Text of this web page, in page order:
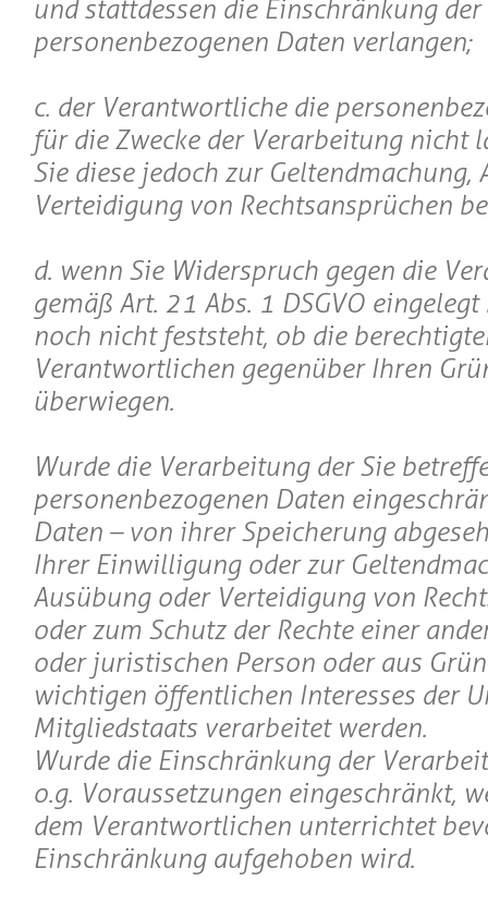
und stattdessen die Einschränkung
personenbezogenen Daten verlangen;
c. der Verantwortliche die
für die Zwecke der Verarbeitung nicht
Sie diese jedoch zur Geltendmachung,
Verteidigung von Rechtsansprüchen
d. wenn Sie Widerspruch gegen die
gemäß Art. 21 Abs. 1 DSGVO
noch nicht feststeht, ob die
Verantwortlichen gegenüber Ihren
überwiegen.
Wurde die Verarbeitung der Sie
personenbezogenen Daten
Daten – von ihrer Speicherung
Ihrer Einwilligung oder zur
Ausübung oder Verteidigung von
oder zum Schutz der Rechte einer
oder juristischen Person oder aus
wichtigen öffentlichen Interesses der
Mitgliedstaats verarbeitet werden.
Wurde die Einschränkung der
o.g. Voraussetzungen eingeschränkt,
dem Verantwortlichen unterrichtet
Einschränkung aufgehoben wird.